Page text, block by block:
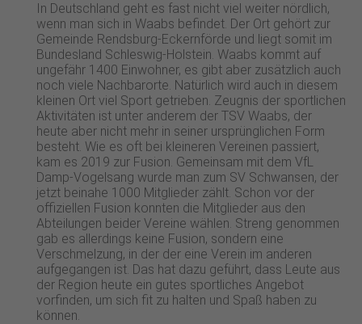
In Deutschland geht es fast nicht viel weiter nördlich,
wenn man sich in Waabs befindet. Der Ort gehört zur
Gemeinde Rendsburg-Eckernförde und liegt somit im
Bundesland Schleswig-Holstein. Waabs kommt auf
ungefähr 1400 Einwohner, es gibt aber zusätzlich auch
noch viele Nachbarorte. Natürlich wird auch in diesem
kleinen Ort viel Sport getrieben. Zeugnis der sportlichen
Aktivitäten ist unter anderem der TSV Waabs, der
heute aber nicht mehr in seiner ursprünglichen Form
besteht. Wie es oft bei kleineren Vereinen passiert,
kam es 2019 zur Fusion. Gemeinsam mit dem VfL
Damp-Vogelsang wurde man zum SV Schwansen, der
jetzt beinahe 1000 Mitglieder zählt. Schon vor der
offiziellen Fusion konnten die Mitglieder aus den
Abteilungen beider Vereine wählen. Streng genommen
gab es allerdings keine Fusion, sondern eine
Verschmelzung, in der der eine Verein im anderen
aufgegangen ist. Das hat dazu geführt, dass Leute aus
der Region heute ein gutes sportliches Angebot
vorfinden, um sich fit zu halten und Spaß haben zu
können.